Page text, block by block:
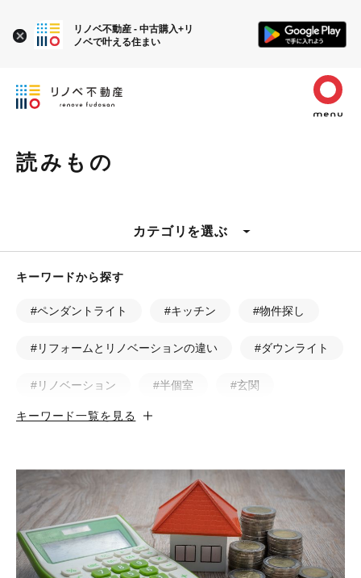
読みもの
カテゴリを選ぶ
キーワードから探す
#ペンダントライト #キッチン #物件探し
#リフォームとリノベーションの違い #ダウンライト
#リノベーション #半個室 #玄関
#小上がり #ホテルライク
#土間 #ビフォア・アフター #戸建
#中古物件 #ペット #フルリノベーション
#無垢フローリング #視覚効果 #予算
キーワード一覧を見る
リノベ不動産 - 中古購入+リ
ノベで叶える住まい